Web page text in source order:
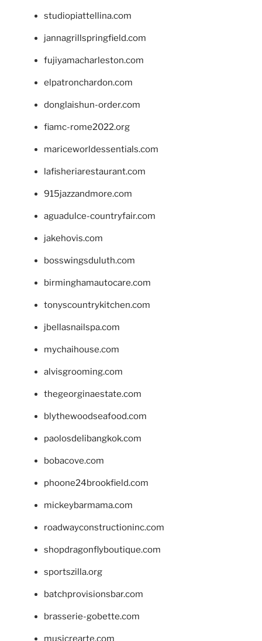
studiopiattellina.com
jannagrillspringfield.com
fujiyamacharleston.com
elpatronchardon.com
donglaishun-order.com
fiamc-rome2022.org
mariceworldessentials.com
lafisheriarestaurant.com
915jazzandmore.com
aguadulce-countryfair.com
jakehovis.com
bosswingsduluth.com
birminghamautocare.com
tonyscountrykitchen.com
jbellasnailspa.com
mychaihouse.com
alvisgrooming.com
thegeorginaestate.com
blythewoodseafood.com
paolosdelibangkok.com
bobacove.com
phoone24brookfield.com
mickeybarmama.com
roadwayconstructioninc.com
shopdragonflyboutique.com
sportszilla.org
batchprovisionsbar.com
brasserie-gobette.com
musicrearte.com